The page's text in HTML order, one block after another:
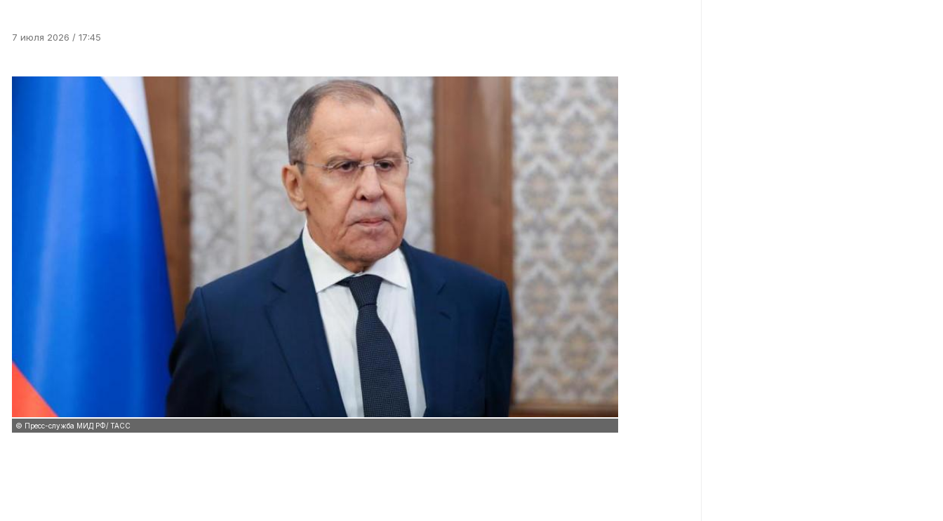
7 июля 2026 / 17:45
© Пресс-служба МИД РФ/ ТАСС